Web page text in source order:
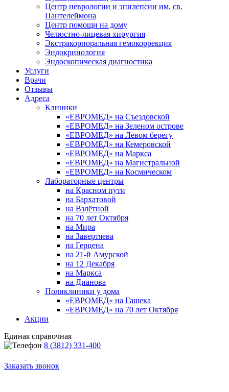
Центр неврологии и эпилепсии им. св.
Пантелеймона
Центр помощи на дому
Челюстно-лицевая хирургия
Экстракорпоральная гемокоррекция
Эндокринология
Эндоскопическая диагностика
Услуги
Врачи
Отзывы
Адреса
Клиники
«ЕВРОМЕД» на Съездовской
«ЕВРОМЕД» на Зеленом острове
«ЕВРОМЕД» на Левом берегу
«ЕВРОМЕД» на Кемеровской
«ЕВРОМЕД» на Маркса
«ЕВРОМЕД» на Магистральной
«ЕВРОМЕД» на Космическом
Лабораторные центры
на Красном пути
на Бархатовой
на Взлётной
на 70 лет Октября
на Мира
на Завертяева
на Герцена
на 21-й Амурской
на 12 Декабря
на Маркса
на Дианова
Поликлиники у дома
«ЕВРОМЕД» на Гашека
«ЕВРОМЕД» на 70 лет Октября
Акции
Единая справочная
8 (3812) 331-400
Заказать звонок